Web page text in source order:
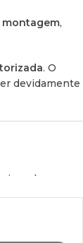
montagem,
. O
devidamente
a
de